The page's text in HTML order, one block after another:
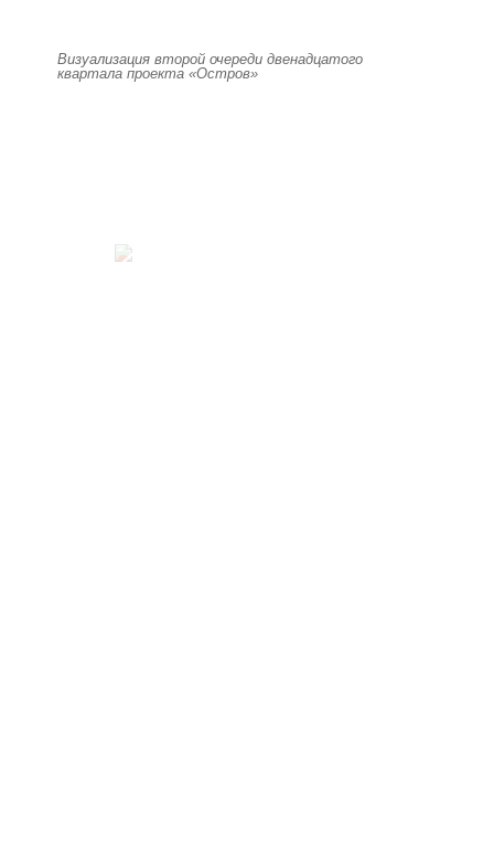
Визуализация второй очереди двенадцатого
квартала проекта «Остров»